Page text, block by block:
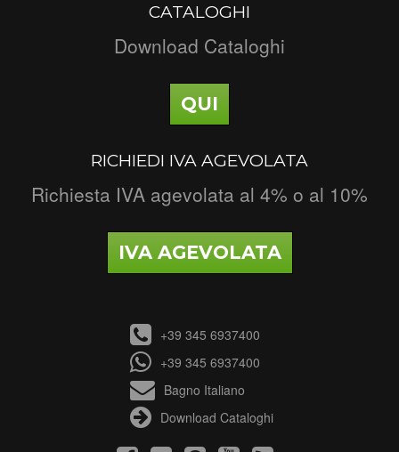
CATALOGHI
Download Cataloghi
QUI
RICHIEDI IVA AGEVOLATA
Richiesta IVA agevolata al 4% o al 10%
IVA AGEVOLATA
+39 345 6937400
+39 345 6937400
Bagno Italiano
Download Cataloghi